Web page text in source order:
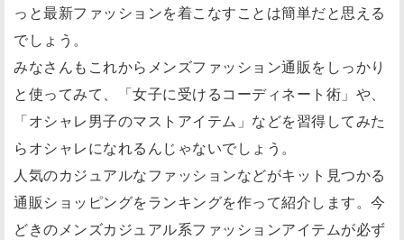
っと最新ファッションを着こなすことは簡単だと思える
でしょう。
みなさんもこれからメンズファッション通販をしっかり
と使ってみて、「女子に受けるコーディネート術」や、
「オシャレ男子のマストアイテム」などを習得してみた
らオシャレになれるんじゃないでしょう。
人気のカジュアルなファッションなどがキット見つかる
通販ショッピングをランキングを作って紹介します。今
どきのメンズカジュアル系ファッションアイテムが必ず